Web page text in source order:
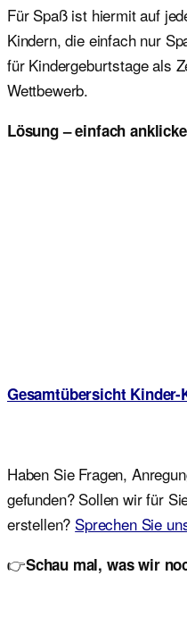
Für Spaß ist hiermit auf
Kindern, die einfach nur
für Kindergeburtstage als
Wettbewerb.
Lösung – einfach
Gesamtübersicht
Haben Sie Fragen,
gefunden? Sollen wir für
erstellen? Sprechen Sie
👉Schau mal, was wir